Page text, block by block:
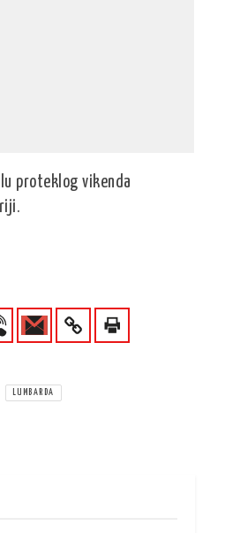
proteklog vikenda
LUMBARDA